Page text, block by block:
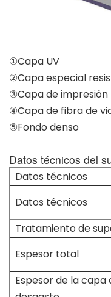
①Capa UV
②Capa especial
③Capa de impresión
④Capa de fibra de
⑤Fondo denso
Datos técnicos del
Datos técnicos
Datos técnicos
Tratamiento de
Espesor total
Espesor de la capa